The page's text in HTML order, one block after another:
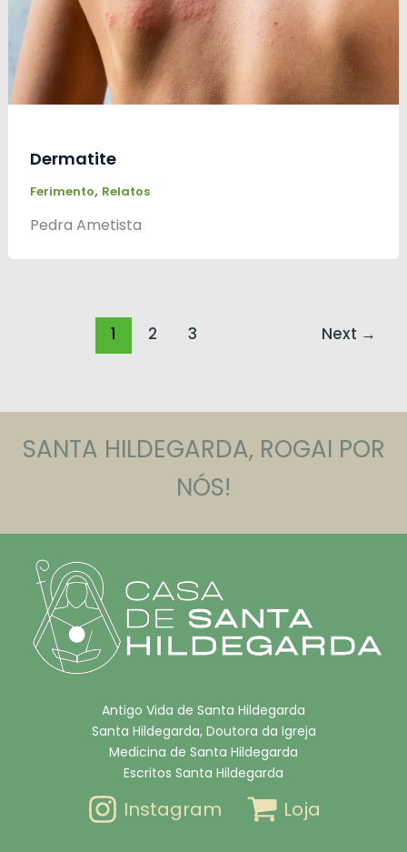
Dermatite
Ferimento, Relatos
Pedra Ametista
1 2 3 Next →
SANTA HILDEGARDA, ROGAI POR
NÓS!
Antigo Vida de Santa Hildegarda
Santa Hildegarda, Doutora da Igreja
Medicina de Santa Hildegarda
Escritos Santa Hildegarda
Instagram Loja